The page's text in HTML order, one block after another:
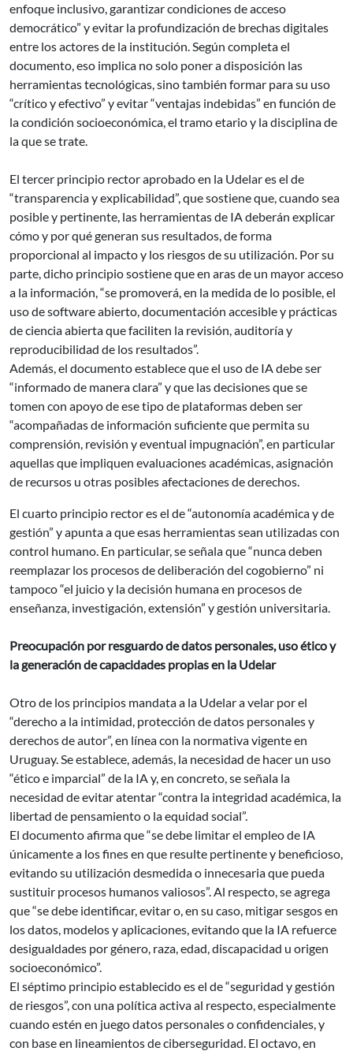
enfoque inclusivo, garantizar condiciones de acceso
democrático” y evitar la profundización de brechas digitales
entre los actores de la institución. Según completa el
documento, eso implica no solo poner a disposición las
herramientas tecnológicas, sino también formar para su uso
“crítico y efectivo” y evitar “ventajas indebidas” en función de
la condición socioeconómica, el tramo etario y la disciplina de
la que se trate.
El tercer principio rector aprobado en la Udelar es el de
“transparencia y explicabilidad”, que sostiene que, cuando sea
posible y pertinente, las herramientas de IA deberán explicar
cómo y por qué generan sus resultados, de forma
proporcional al impacto y los riesgos de su utilización. Por su
parte, dicho principio sostiene que en aras de un mayor acceso
a la información, “se promoverá, en la medida de lo posible, el
uso de software abierto, documentación accesible y prácticas
de ciencia abierta que faciliten la revisión, auditoría y
reproducibilidad de los resultados”.
Además, el documento establece que el uso de IA debe ser
“informado de manera clara” y que las decisiones que se
tomen con apoyo de ese tipo de plataformas deben ser
“acompañadas de información suficiente que permita su
comprensión, revisión y eventual impugnación”, en particular
aquellas que impliquen evaluaciones académicas, asignación
de recursos u otras posibles afectaciones de derechos.
El cuarto principio rector es el de “autonomía académica y de
gestión” y apunta a que esas herramientas sean utilizadas con
control humano. En particular, se señala que “nunca deben
reemplazar los procesos de deliberación del cogobierno” ni
tampoco “el juicio y la decisión humana en procesos de
enseñanza, investigación, extensión” y gestión universitaria.
Preocupación por resguardo de datos personales, uso ético y
la generación de capacidades propias en la Udelar
Otro de los principios mandata a la Udelar a velar por el
“derecho a la intimidad, protección de datos personales y
derechos de autor”, en línea con la normativa vigente en
Uruguay. Se establece, además, la necesidad de hacer un uso
“ético e imparcial” de la IA y, en concreto, se señala la
necesidad de evitar atentar “contra la integridad académica, la
libertad de pensamiento o la equidad social”.
El documento afirma que “se debe limitar el empleo de IA
únicamente a los fines en que resulte pertinente y beneficioso,
evitando su utilización desmedida o innecesaria que pueda
sustituir procesos humanos valiosos”. Al respecto, se agrega
que “se debe identificar, evitar o, en su caso, mitigar sesgos en
los datos, modelos y aplicaciones, evitando que la IA refuerce
desigualdades por género, raza, edad, discapacidad u origen
socioeconómico”.
El séptimo principio establecido es el de “seguridad y gestión
de riesgos”, con una política activa al respecto, especialmente
cuando estén en juego datos personales o confidenciales, y
con base en lineamientos de ciberseguridad. El octavo, en